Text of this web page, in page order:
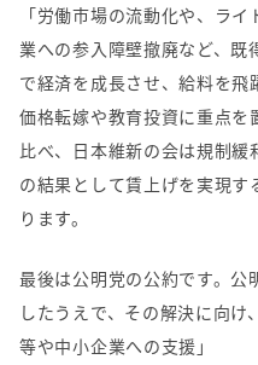
「労働市場の流動化や、ラ
業への参入障壁撤廃など、
で経済を成長させ、給料を飛
価格転嫁や教育投資に重点を
比べ、日本維新の会は規制
の結果として賃上げを実現
ります。
最後は公明党の公約です。公
したうえで、その解決に向
等や中小企業への支援」